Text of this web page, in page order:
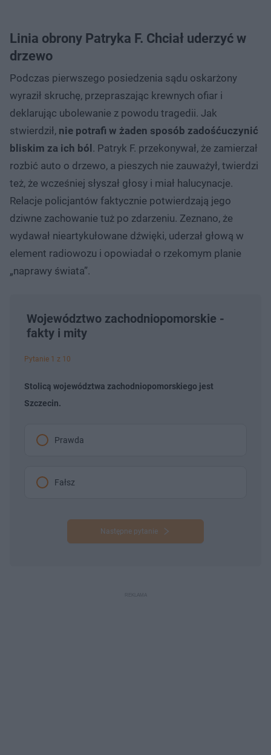
Linia obrony Patryka F. Chciał uderzyć w
drzewo
Podczas pierwszego posiedzenia sądu oskarżony
wyraził skruchę, przepraszając krewnych ofiar i
deklarując ubolewanie z powodu tragedii. Jak
stwierdził, nie potrafi w żaden sposób zadośćuczynić
bliskim za ich ból. Patryk F. przekonywał, że zamierzał
rozbić auto o drzewo, a pieszych nie zauważył, twierdzi
też, że wcześniej słyszał głosy i miał halucynacje.
Relacje policjantów faktycznie potwierdzają jego
dziwne zachowanie tuż po zdarzeniu. Zeznano, że
wydawał nieartykułowane dźwięki, uderzał głową w
element radiowozu i opowiadał o rzekomym planie
„naprawy świata”.
Województwo zachodniopomorskie -
fakty i mity
Pytanie 1 z 10
Stolicą województwa zachodniopomorskiego jest
Szczecin.
Prawda
Fałsz
Następne pytanie